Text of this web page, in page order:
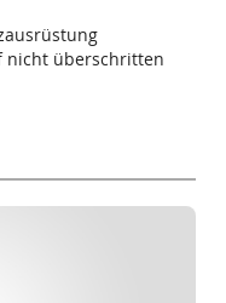
nicht überschritten